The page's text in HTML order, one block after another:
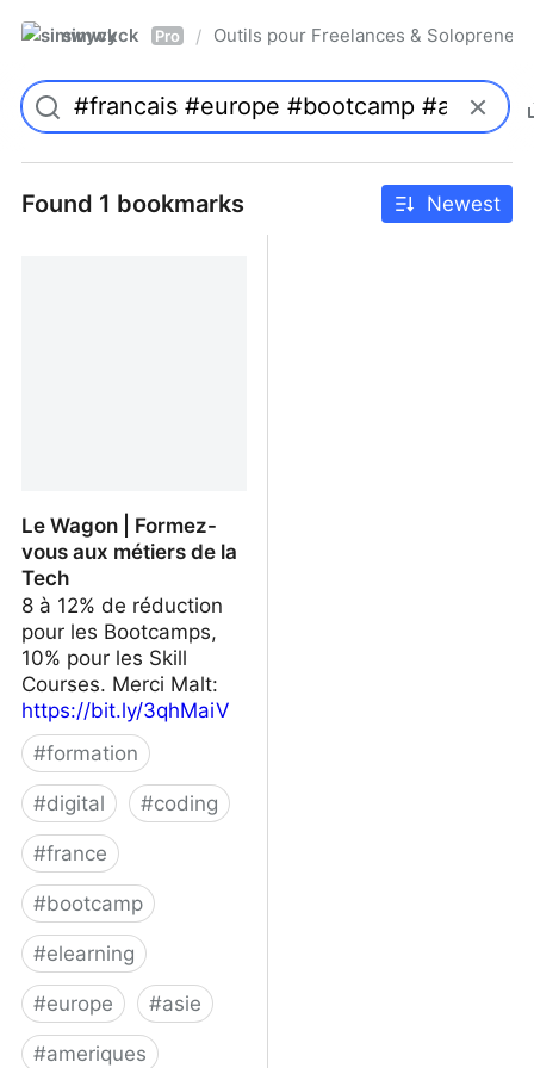
simwyck Pro / Outils pour Freelances &
Found 1 bookmarks Newest
Le Wagon | Formez-
vous aux métiers de la
Tech
8 à 12% de réduction
pour les Bootcamps,
10% pour les Skill
Courses. Merci Malt:
https://bit.ly/3qhMaiV
#formation
#digital #coding
#france
#bootcamp
#elearning
#europe #asie
#ameriques